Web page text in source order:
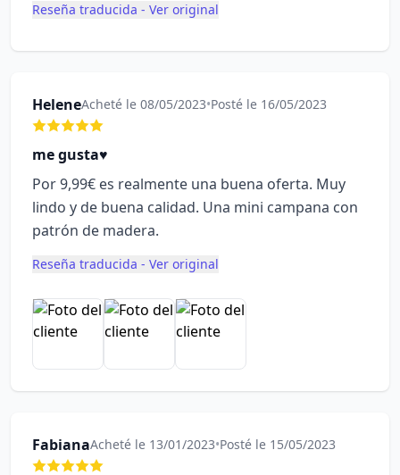
Reseña traducida - Ver original
HeleneAcheté le 08/05/2023•Posté le 16/05/2023
me gusta♥️
Por 9,99€ es realmente una buena oferta. Muy
lindo y de buena calidad. Una mini campana con
patrón de madera.
Reseña traducida - Ver original
FabianaAcheté le 13/01/2023•Posté le 15/05/2023